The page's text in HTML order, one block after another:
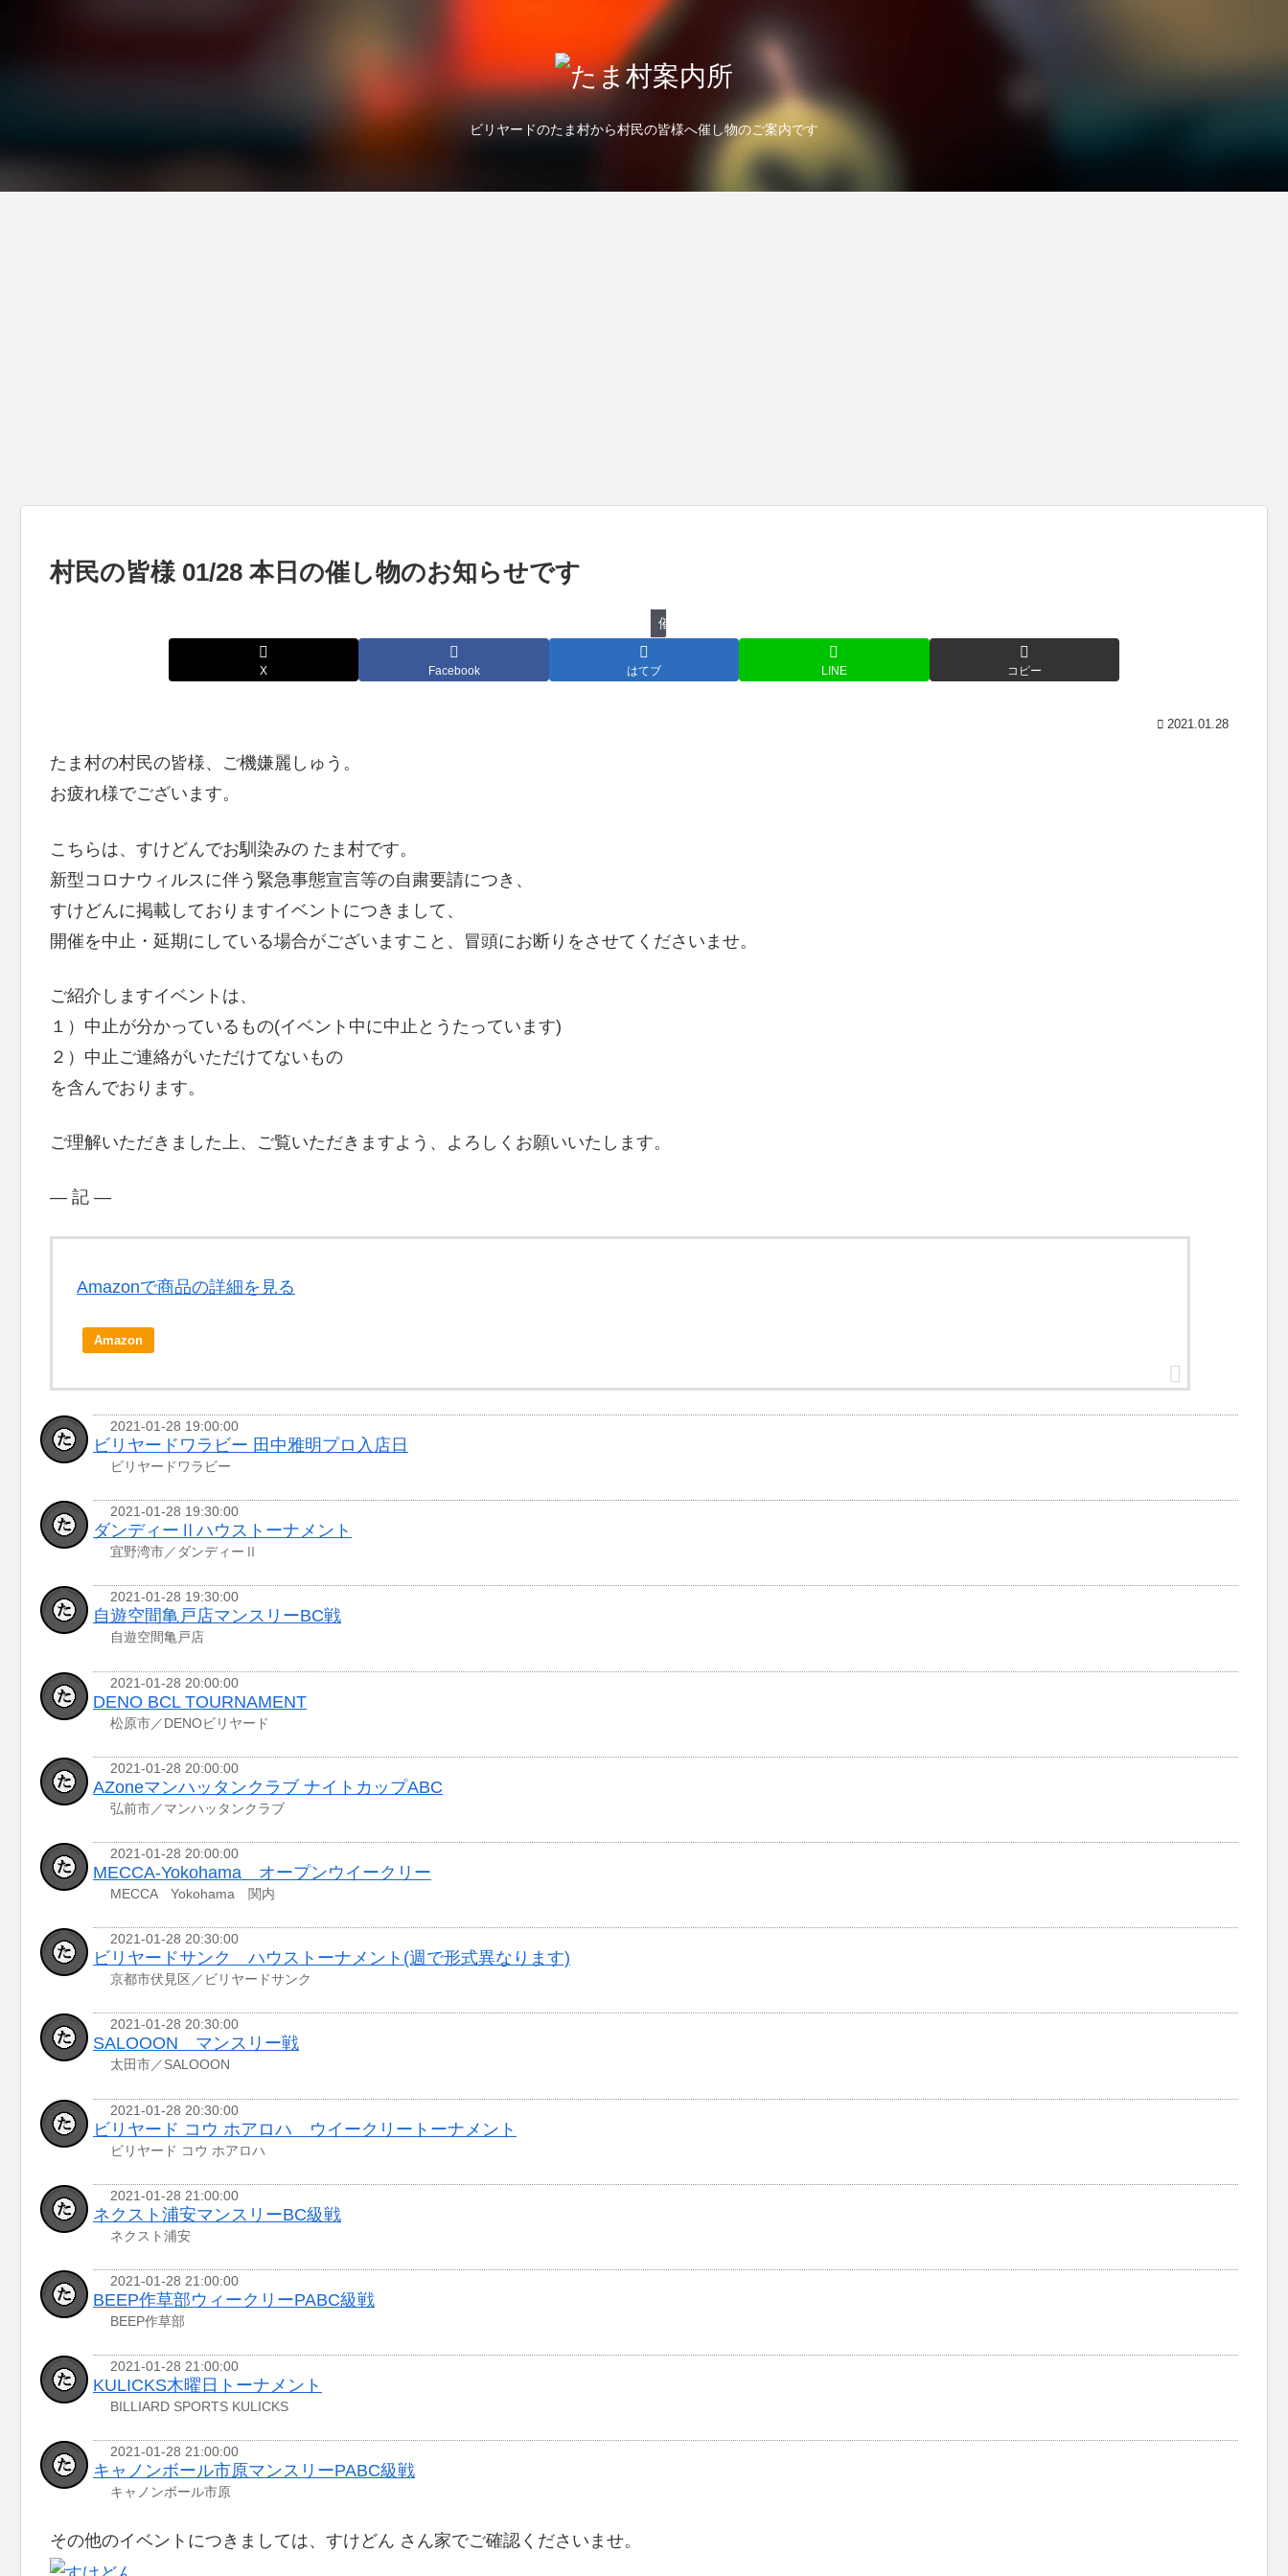
ビリヤードのたま村から村民の皆様へ催し物のご案内です
村民の皆様 01/28 本日の催し物のお知らせです
催し物
X Facebook はてブ LINE コピー
2021.01.28
たま村の村民の皆様、ご機嫌麗しゅう。
お疲れ様でございます。
こちらは、すけどんでお馴染みの たま村です。
新型コロナウィルスに伴う緊急事態宣言等の自粛要請につき、
すけどんに掲載しておりますイベントにつきまして、
開催を中止・延期にしている場合がございますこと、冒頭にお断りをさせてくださいませ。
ご紹介しますイベントは、
１）中止が分かっているもの(イベント中に中止とうたっています)
２）中止ご連絡がいただけてないもの
を含んでおります。
ご理解いただきました上、ご覧いただきますよう、よろしくお願いいたします。
― 記 ―
Amazonで商品の詳細を見る
Amazon
2021-01-28 19:00:00
ビリヤードワラビー 田中雅明プロ入店日
ビリヤードワラビー
2021-01-28 19:30:00
ダンディーⅡハウストーナメント
宜野湾市／ダンディーⅡ
2021-01-28 19:30:00
自遊空間亀戸店マンスリーBC戦
自遊空間亀戸店
2021-01-28 20:00:00
DENO BCL TOURNAMENT
松原市／DENOビリヤード
2021-01-28 20:00:00
AZoneマンハッタンクラブ ナイトカップABC
弘前市／マンハッタンクラブ
2021-01-28 20:00:00
MECCA-Yokohama オープンウイークリー
MECCA Yokohama 関内
2021-01-28 20:30:00
ビリヤードサンク ハウストーナメント(週で形式異なります)
京都市伏見区／ビリヤードサンク
2021-01-28 20:30:00
SALOOON マンスリー戦
太田市／SALOOON
2021-01-28 20:30:00
ビリヤード コウ ホアロハ ウイークリートーナメント
ビリヤード コウ ホアロハ
2021-01-28 21:00:00
ネクスト浦安マンスリーBC級戦
ネクスト浦安
2021-01-28 21:00:00
BEEP作草部ウィークリーPABC級戦
BEEP作草部
2021-01-28 21:00:00
KULICKS木曜日トーナメント
BILLIARD SPORTS KULICKS
2021-01-28 21:00:00
キャノンボール市原マンスリーPABC級戦
キャノンボール市原
その他のイベントにつきましては、すけどん さん家でご確認くださいませ。